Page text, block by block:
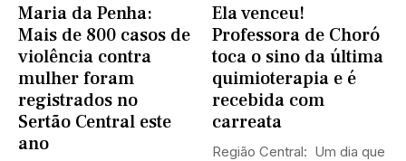
Maria da Penha:
Mais de 800 casos de
violência contra
mulher foram
registrados no
Sertão Central este
ano
Ela venceu!
Professora de Choró
toca o sino da última
quimioterapia e é
recebida com
carreata
Região Central: Um dia que